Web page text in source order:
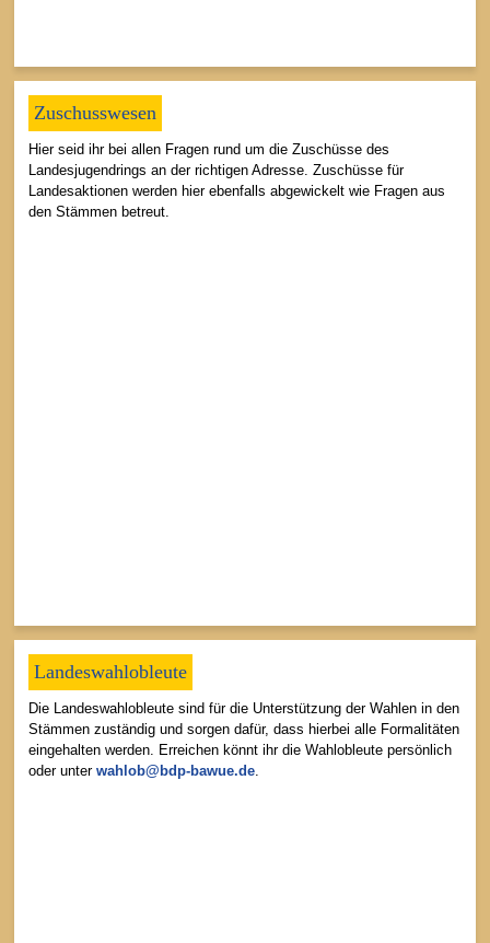
Zuschusswesen
Hier seid ihr bei allen Fragen rund um die Zuschüsse des
Landesjugendrings an der richtigen Adresse. Zuschüsse für
Landesaktionen werden hier ebenfalls abgewickelt wie Fragen aus
den Stämmen betreut.
Landeswahlobleute
Die Landeswahlobleute sind für die Unterstützung der Wahlen in den
Stämmen zuständig und sorgen dafür, dass hierbei alle Formalitäten
eingehalten werden. Erreichen könnt ihr die Wahlobleute persönlich
oder unter wahlob@bdp-bawue.de